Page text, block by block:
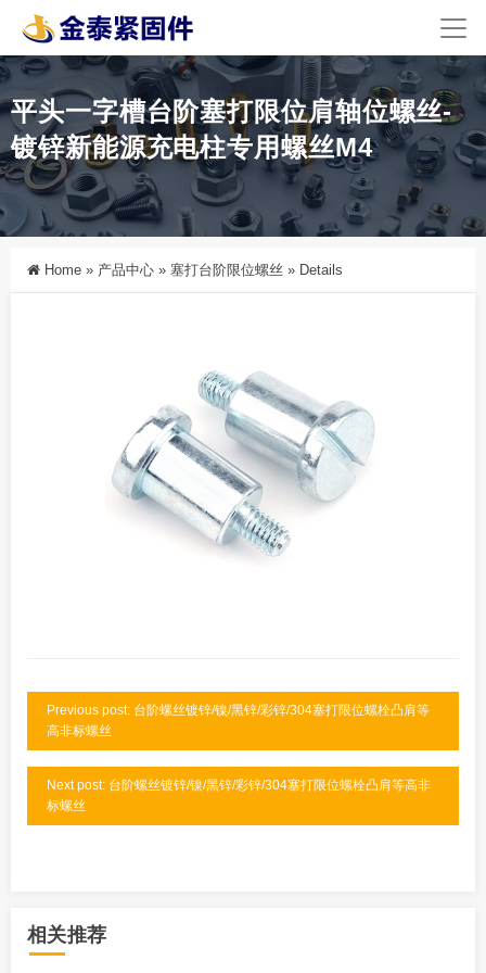
平头一字槽台阶塞打限位肩轴位螺丝-
镀锌新能源充电柱专用螺丝M4
Home » 产品中心 » 塞打台阶限位螺丝 » Details
Previous post: 台阶螺丝镀锌/镍/黑锌/彩锌/304塞打限位螺栓凸肩等
高非标螺丝
Next post: 台阶螺丝镀锌/镍/黑锌/彩锌/304塞打限位螺栓凸肩等高非
标螺丝
相关推荐